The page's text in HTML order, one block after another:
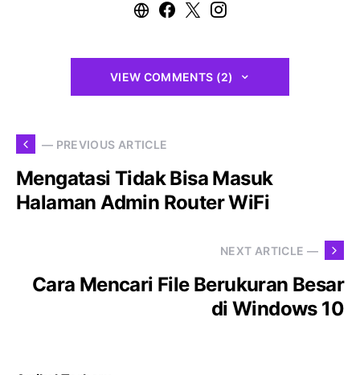
VIEW COMMENTS (2)
— PREVIOUS ARTICLE
Mengatasi Tidak Bisa Masuk
Halaman Admin Router WiFi
NEXT ARTICLE —
Cara Mencari File Berukuran Besar
di Windows 10